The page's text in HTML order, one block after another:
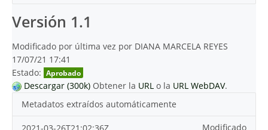
Versión 1.1
Modificado por última vez por DIANA MARCELA REYES
17/07/21 17:41
Estado: Aprobado
Descargar (300k) Obtener la URL o la URL WebDAV.
Metadatos extraídos automáticamente
Modificado